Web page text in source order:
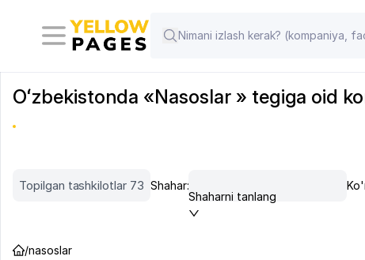
Oʻzbekistonda «Nasoslar » tegiga oid
Topilgan tashkilotlar 73 Shahar:
Shaharni tanlang
/nasoslar